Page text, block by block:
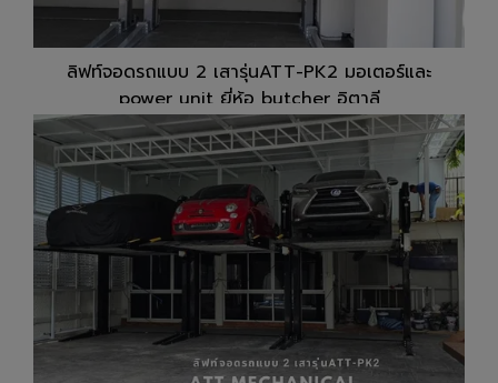
ลิฟท์จอดรถแบบ 2 เสารุ่นATT-PK2 มอเตอร์และ
power unit ยี่ห้อ butcher อิตาลี